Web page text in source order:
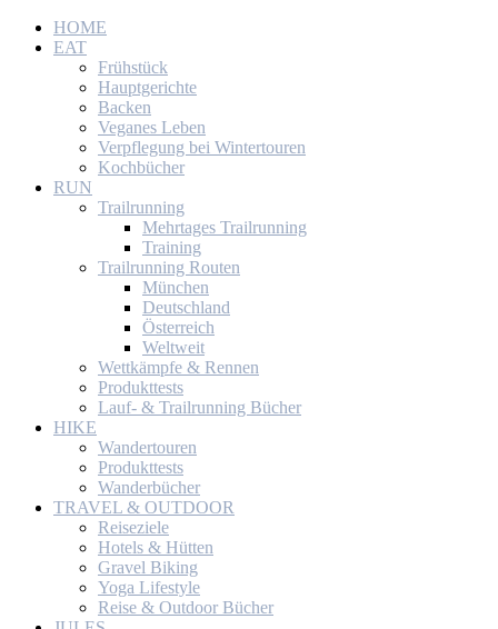
HOME
EAT
Frühstück
Hauptgerichte
Backen
Veganes Leben
Verpflegung bei Wintertouren
Kochbücher
RUN
Trailrunning
Mehrtages Trailrunning
Training
Trailrunning Routen
München
Deutschland
Österreich
Weltweit
Wettkämpfe & Rennen
Produkttests
Lauf- & Trailrunning Bücher
HIKE
Wandertouren
Produkttests
Wanderbücher
TRAVEL & OUTDOOR
Reiseziele
Hotels & Hütten
Gravel Biking
Yoga Lifestyle
Reise & Outdoor Bücher